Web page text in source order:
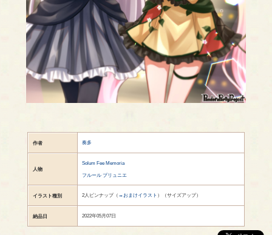
作者 奏多
人物
Solum Fee Memoria
フルール プリュニエ
イラスト種別 2人ピンナップ（ →おまけイラスト ）（サイズアップ）
納品日 2022年05月07日